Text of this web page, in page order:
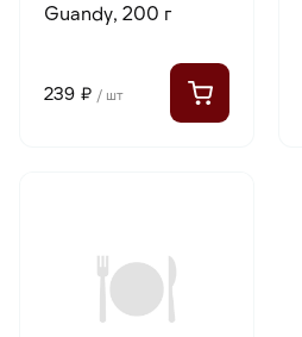
Guandy, 200 г
239 ₽ / шт